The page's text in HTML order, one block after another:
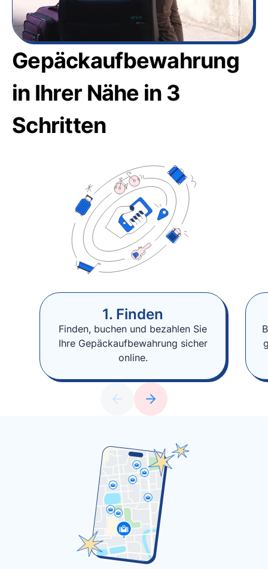
Gepäckaufbewahrung
in Ihrer Nähe in 3
Schritten
1. Finden
Finden, buchen und bezahlen Sie
Ihre Gepäckaufbewahrung sicher
online.